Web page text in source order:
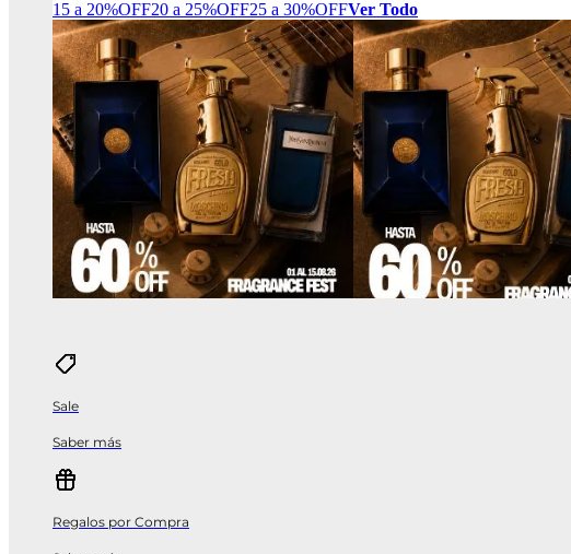
15 a 20%OFF20 a 25%OFF25 a 30%OFFVer Todo
Sale
Saber más
Regalos por Compra